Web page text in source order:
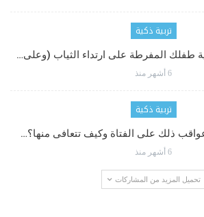
تربية ذكية
المفرطة على ارتداء الثياب (وعلى…
6 أشهر منذ
تربية ذكية
ذلك على الفتاة وكيف تتعافى منها؟…
6 أشهر منذ
تحميل المزيد من المشاركات